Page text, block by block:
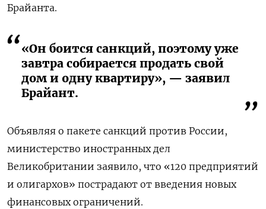
Брайанта.
«Он боится санкций, поэтому уже
завтра собирается продать свой
дом и одну квартиру», — заявил
Брайант.
Объявляя о пакете санкций против России,
министерство иностранных дел
Великобритании заявило, что «120 предприятий
и олигархов» пострадают от введения новых
финансовых ограничений.